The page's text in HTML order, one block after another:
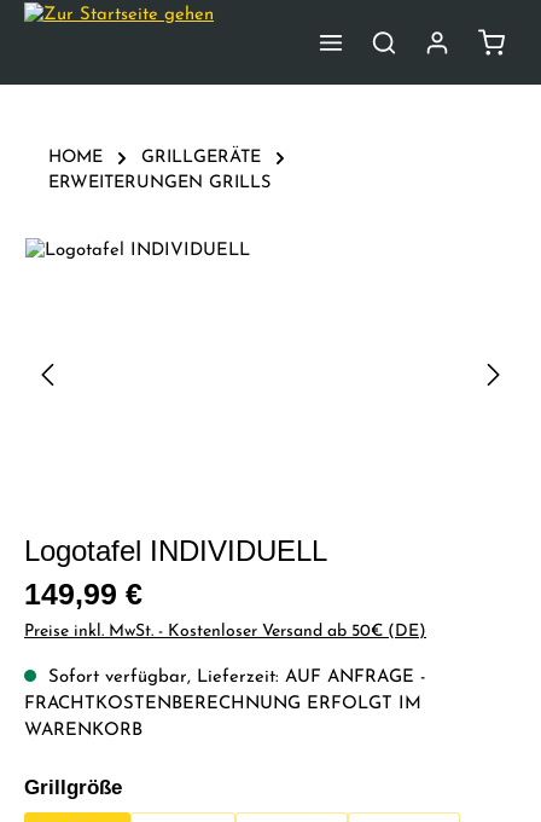
Zum Hauptinhalt springen
HOME
GRILLGERÄTE
ERWEITERUNGEN GRILLS
Bildergalerie überspringen
Logotafel INDIVIDUELL
Regulärer Preis:
149,99 €
Preise inkl. MwSt. - Kostenloser Versand ab 50€ (DE)
Sofort verfügbar, Lieferzeit: AUF ANFRAGE -
FRACHTKOSTENBERECHNUNG ERFOLGT IM
WARENKORB
Grillgrößeauswählen